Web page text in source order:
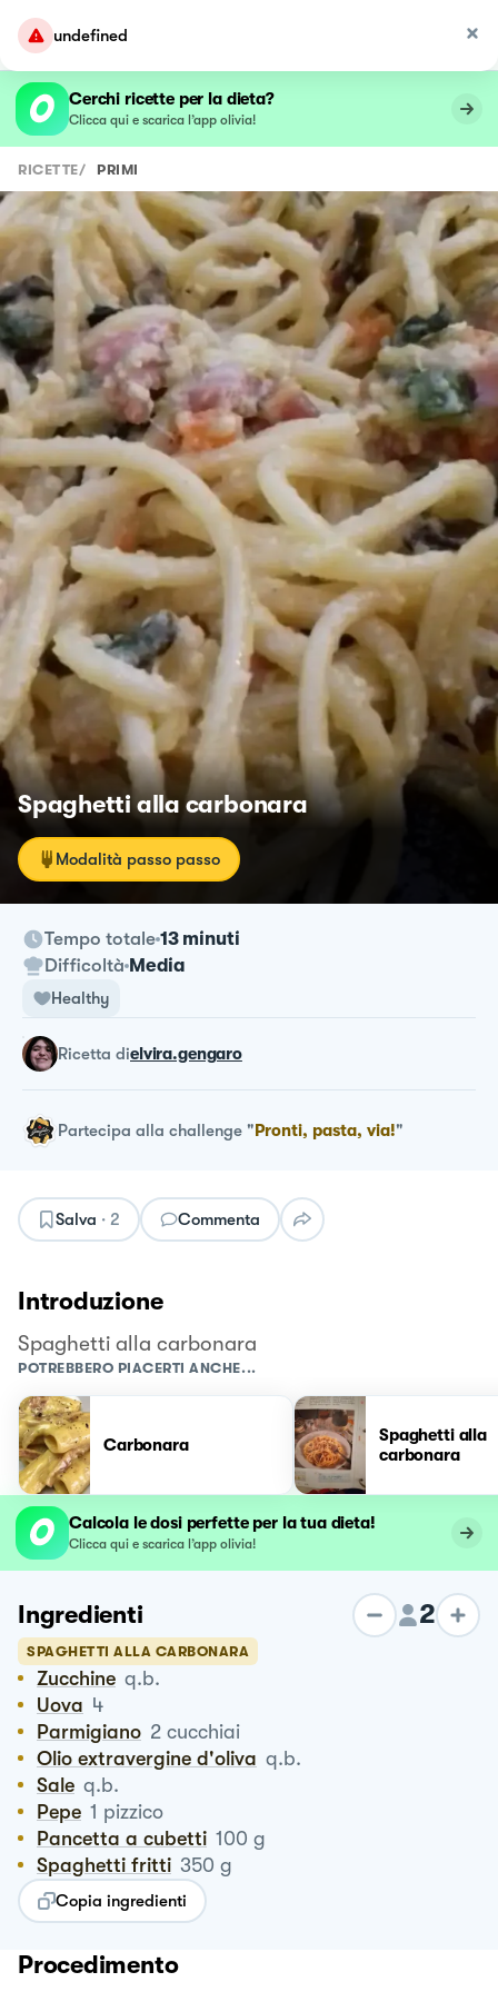
undefined
Cerchi ricette per la dieta?
Clicca qui e scarica l’app olivia!
RICETTE/ PRIMI
Spaghetti alla carbonara
Modalità passo passo
Tempo totale 13 minuti
Difficoltà Media
Healthy
ricetta dielvira.gengaro
Partecipa alla challenge "Pronti, pasta, via!"
Salva · 2 Commenta
Introduzione
Spaghetti alla carbonara
POTREBBERO PIACERTI ANCHE...
Carbonara
Spaghetti alla
carbonara
Calcola le dosi perfette per la tua dieta!
Clicca qui e scarica l’app olivia!
Ingredienti 2
SPAGHETTI ALLA CARBONARA
Zucchine q.b.
Uova 4
Parmigiano 2 cucchiai
Olio extravergine d'oliva q.b.
Sale q.b.
Pepe 1 pizzico
Pancetta a cubetti 100 g
Spaghetti fritti 350 g
Copia ingredienti
Procedimento